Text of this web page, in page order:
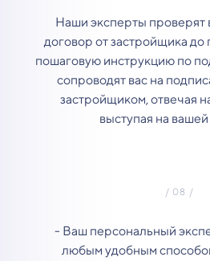
Наши эксперты проверят
договор от застройщика до
пошаговую инструкцию по
сопроводят вас на
застройщиком, отвечая
выступая на
- Ваш персональный
любым удобным